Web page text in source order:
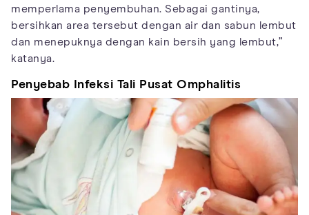
memperlama penyembuhan. Sebagai gantinya,
bersihkan area tersebut dengan air dan sabun lembut
dan menepuknya dengan kain bersih yang lembut,”
katanya.
Penyebab Infeksi Tali Pusat Omphalitis